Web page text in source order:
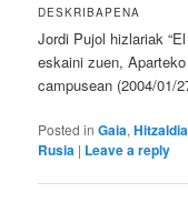
DESKRIBAPENA
Jordi Pujol hizlariak
eskaini zuen,
campusean (2004/01/
Posted in Gaia,
Rusia | Leave a reply